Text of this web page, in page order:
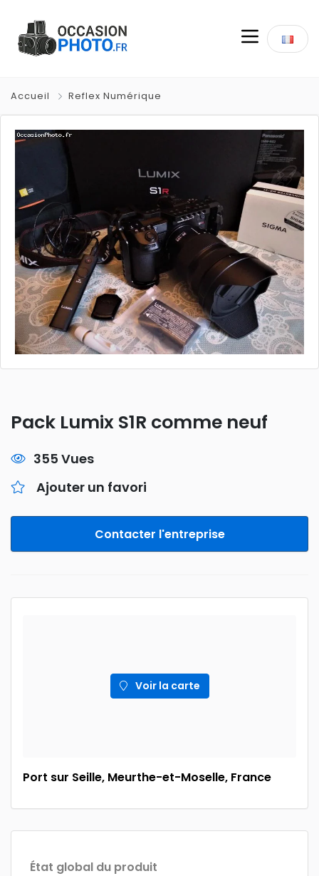
Accueil Reflex Numérique
Pack Lumix S1R comme neuf
355 Vues
Ajouter un favori
Contacter l'entreprise
Voir la carte
Port sur Seille, Meurthe-et-Moselle, France
État global du produit